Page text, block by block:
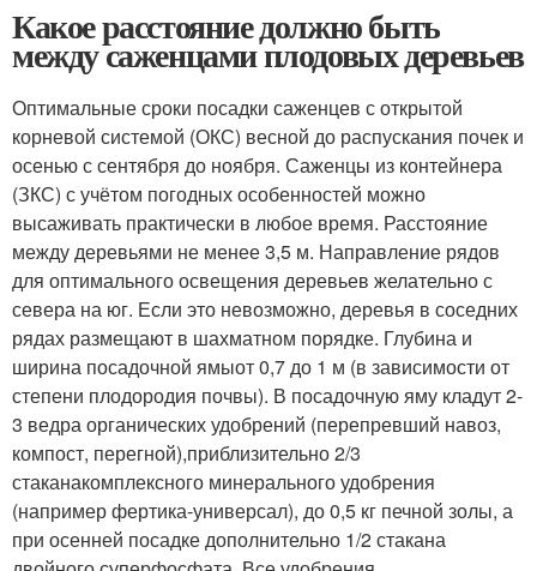
Какое расстояние должно быть
между саженцами плодовых деревьев
Оптимальные сроки посадки саженцев с открытой
корневой системой (ОКС) весной до распускания почек и
осенью с сентября до ноября. Саженцы из контейнера
(ЗКС) с учётом погодных особенностей можно
высаживать практически в любое время. Расстояние
между деревьями не менее 3,5 м. Направление рядов
для оптимального освещения деревьев желательно с
севера на юг. Если это невозможно, деревья в соседних
рядах размещают в шахматном порядке. Глубина и
ширина посадочной ямыот 0,7 до 1 м (в зависимости от
степени плодородия почвы). В посадочную яму кладут 2-
3 ведра органических удобрений (перепревший навоз,
компост, перегной),приблизительно 2/3
стаканакомплексного минерального удобрения
(например фертика-универсал), до 0,5 кг печной золы, а
при осенней посадке дополнительно 1/2 стакана